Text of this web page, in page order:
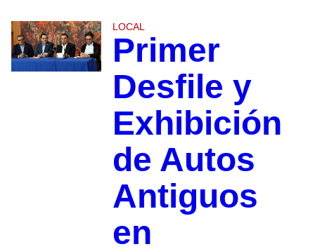
LOCAL
Primer
Desfile y
Exhibición
de Autos
Antiguos
en